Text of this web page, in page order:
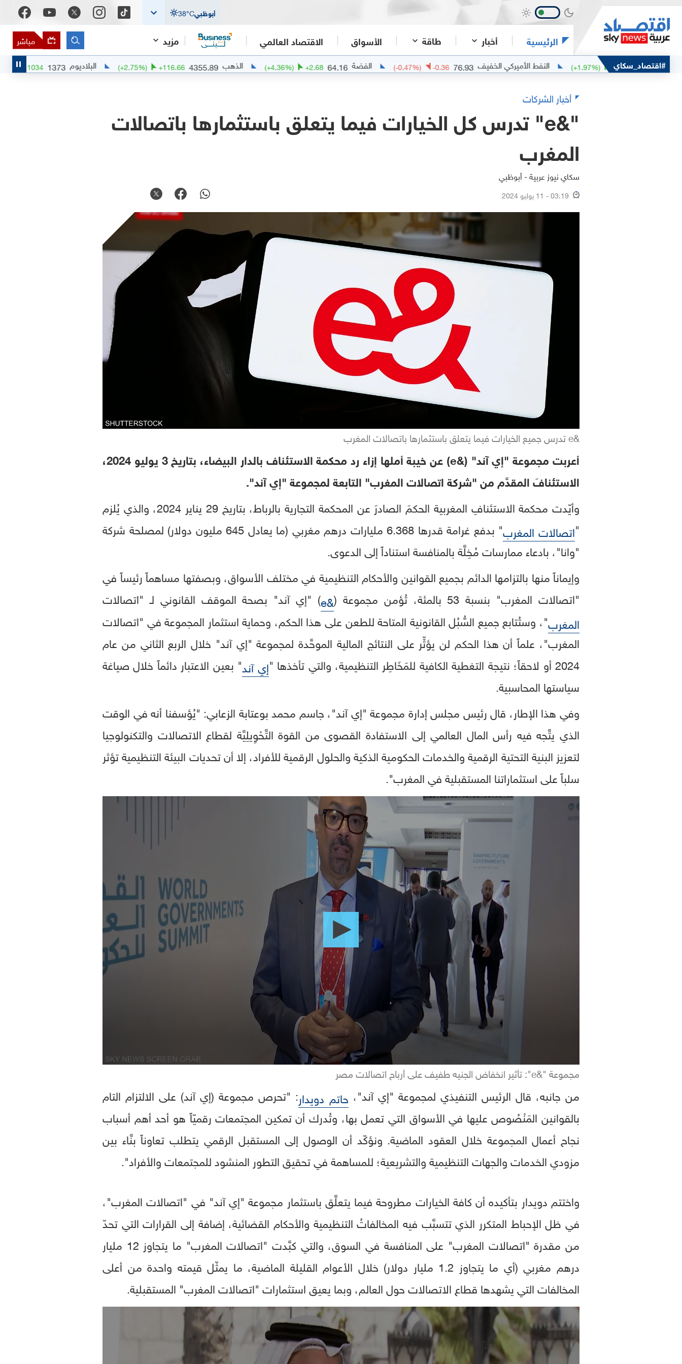
أبوظبي 38°C
الرئيسية أخبار طاقة الأسواق الاقتصاد العالمي مزيد مباشر
#اقتصاد_سكاي
+1.57
(+1.97%) النفط الأميركي الخفيف 76.93
-0.36
(-0.47%) الفضة 64.16
+2.68
(+4.36%) الذهب 4355.89
+116.66
(+2.75%) البلاديوم 1373
+2.1034
( 0.15%)
أخبار الشركات
"&e" تدرس كل الخيارات فيما يتعلق باستثمارها باتصالات
المغرب
سكاي نيوز عربية - أبوظبي
03:19 - 11 يوليو 2024
&e تدرس جميع الخيارات فيما يتعلق باستثمارها باتصالات المغرب
أعربت مجموعة "إي آند" (&e) عن خيبة أملها إزاء رد محكمة الاستئناف بالدار البيضاء، بتاريخ 3 يوليو 2024،
الاستئنافَ المقدَّم من "شركة اتصالات المغرب" التابعة لمجموعة "إي آند".
وأيّدت محكمة الاستئنافِ المغربية الحكمَ الصادرَ عن المحكمة التجارية بالرباط، بتاريخ 29 يناير 2024، والذي يُلزم
"اتصالات المغرب
" بدفع غرامة قدرها 6.368 مليارات درهم مغربي (ما يعادل 645 مليون دولار) لمصلحة شركة
"وانا"، بادعاء ممارسات مُخِلَّة بالمنافسة استناداً إلى الدعوى.
وإيماناً منها بالتزامها الدائم بجميع القوانين والأحكام التنظيمية في مختلف الأسواق، وبصفتها مساهماً رئيساً في
"اتصالات المغرب" بنسبة 53 بالمئة، تُؤمن مجموعة (
&e ) "إي آند" بصحة الموقف القانوني لـ "اتصالات
المغرب"، وستُتابع جميع السُّبُل القانونية المتاحة للطعن على هذا الحكم، وحماية استثمار المجموعة في "اتصالات
المغرب"، علماً أن هذا الحكم لن يؤثِّر على النتائج المالية الموحَّدة لمجموعة "إي آند" خلال الربع الثاني من عام
2024 أو لاحقاً؛ نتيجة التغطية الكافية للمَخَاطِر التنظيمية، والتي تأخذها "
إي آند" بعين الاعتبار دائماً خلال صياغة
سياستها المحاسبية.
وفي هذا الإطار، قال رئيس مجلس إدارة مجموعة "إي آند"، جاسم محمد بوعتابة الزعابي: "يُؤسفنا أنه في الوقت
الذي يتَّجه فيه رأس المال العالمي إلى الاستفادة القصوى من القوة التَّحْوِيلِيَّة لقطاع الاتصالات والتكنولوجيا
لتعزيز البنية التحتية الرقمية والخدمات الحكومية الذكية والحلول الرقمية للأفراد، إلا أن تحديات البيئة التنظيمية تؤثر
سلباً على استثماراتنا المستقبلية في المغرب".
مجموعة "&e": تأثير انخفاض الجنيه طفيف على أرباح اتصالات مصر
من جانبه، قال الرئيس التنفيذي لمجموعة "إي آند"، حاتم دويدار: "تحرص مجموعة (إي آند) على الالتزام التام
بالقوانين المَنْصُوص عليها في الأسواق التي تعمل بها، وتُدرك أن تمكين المجتمعات رقميّاً هو أحد أهم أسباب
نجاح أعمال المجموعة خلال العقود الماضية. ونؤكّد أن الوصول إلى المستقبل الرقمي يتطلب تعاوناً بنَّاء بين
مزودي الخدمات والجهات التنظيمية والتشريعية؛ للمساهمة في تحقيق التطور المنشود للمجتمعات والأفراد".
واختتم دويدار بتأكيده أن كافة الخيارات مطروحة فيما يتعلَّق باستثمار مجموعة "إي آند" في "اتصالات المغرب"،
في ظل الإحباط المتكرر الذي تتسبَّب فيه المخالفاتُ التنظيمية والأحكام القضائية، إضافة إلى القرارات التي تحدّ
من مقدرة "اتصالات المغرب" على المنافسة في السوق، والتي كبَّدت "اتصالات المغرب" ما يتجاوز 12 مليار
درهم مغربي (أي ما يتجاوز 1.2 مليار دولار) خلال الأعوام القليلة الماضية، ما يمثّل قيمته واحدة من أعلى
المخالفات التي يشهدها قطاع الاتصالات حول العالم، وبما يعيق استثمارات "اتصالات المغرب" المستقبلية.